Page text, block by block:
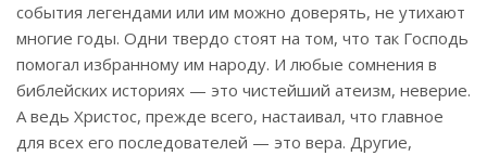
события легендами или им можно доверять, не утихают
многие годы. Одни твердо стоят на том, что так Господь
помогал избранному им народу. И любые сомнения в
библейских историях — это чистейший атеизм, неверие.
А ведь Христос, прежде всего, настаивал, что главное
для всех его последователей — это вера. Другие,